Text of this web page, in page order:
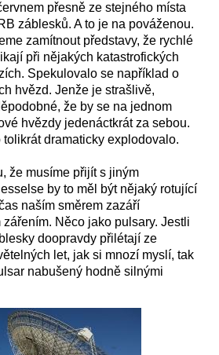
přesně ze stejného místa
záblesků. A to je na pováženou.
zamítnout představy, že rychlé
při nějakých katastrofických
Spekulovalo se například o
hvězd. Jenže je strašlivě,
že by se na jednom
hvězdy jedenáctkrát za sebou.
tolikrát dramaticky explodovalo.
že musíme přijít s jiným
by to měl být nějaký rotující
naším směrem zazáří
Něco jako pulsary. Jestli
doopravdy přilétají ze
let, jak si mnozí myslí, tak
nabušený hodně silnými